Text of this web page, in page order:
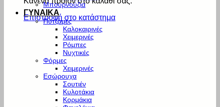
Επιστροφή στο κατάστημα
Μπουρνούζια
ΓΥΝΑΙΚΑ
Πυτζάμες
Καλοκαιρινές
Χειμερινές
Ρόμπες
Νυχτικές
Φόρμες
Χειμερινές
Εσώρουχα
Σουτιέν
Κυλοτάκια
Κορμάκια